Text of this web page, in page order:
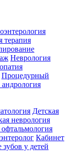
терапия
Неврология
Процедурный
Детская
неврология
офтальмология
Кабинет
у детей